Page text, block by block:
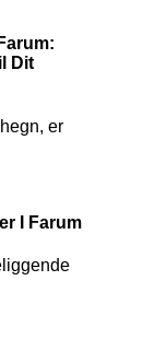
Dit
er
I Farum